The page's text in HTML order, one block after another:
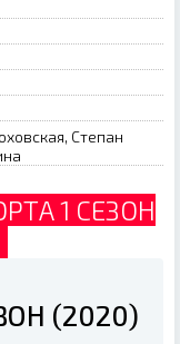
Степан
1 СЕЗОН
(2020)